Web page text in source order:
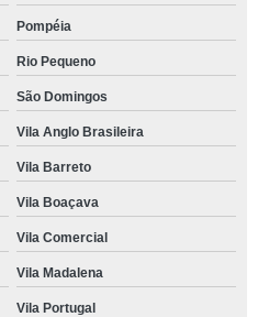
Pompéia
Rio Pequeno
São Domingos
Vila Anglo Brasileira
Vila Barreto
Vila Boaçava
Vila Comercial
Vila Madalena
Vila Portugal